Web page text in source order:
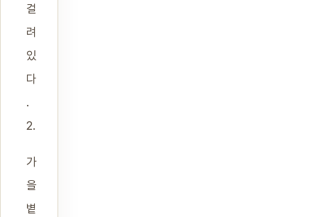
걸
려
있
다
.
2.
가
을
볕